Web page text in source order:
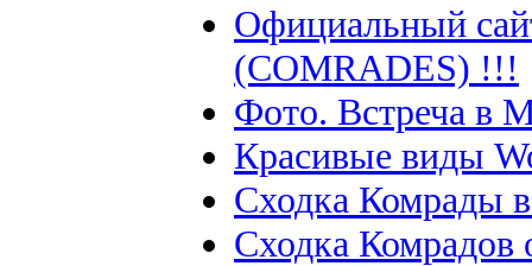
Официальный
(COMRADES) !!!
Фото. Встреча в
Красивые виды
Сходка Комрады
Сходка Комрадов